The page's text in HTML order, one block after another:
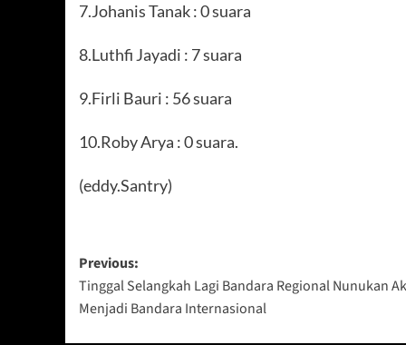
7.Johanis Tanak : 0 suara
8.Luthfi Jayadi : 7 suara
9.Firli Bauri : 56 suara
10.Roby Arya : 0 suara.
(eddy.Santry)
Post
navigation
Previous:
Tinggal Selangkah Lagi Bandara Regional Nunukan
Menjadi Bandara Internasional